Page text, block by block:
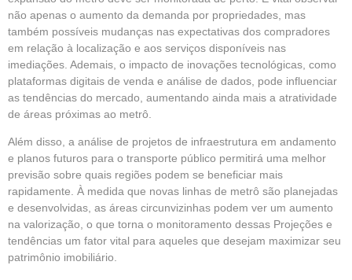
não apenas o aumento da demanda por propriedades, mas
também possíveis mudanças nas expectativas dos compradores
em relação à localização e aos serviços disponíveis nas
imediações. Ademais, o impacto de inovações tecnológicas, como
plataformas digitais de venda e análise de dados, pode influenciar
as tendências do mercado, aumentando ainda mais a atratividade
de áreas próximas ao metrô.
Além disso, a análise de projetos de infraestrutura em andamento
e planos futuros para o transporte público permitirá uma melhor
previsão sobre quais regiões podem se beneficiar mais
rapidamente. À medida que novas linhas de metrô são planejadas
e desenvolvidas, as áreas circunvizinhas podem ver um aumento
na valorização, o que torna o monitoramento dessas Projeções e
tendências um fator vital para aqueles que desejam maximizar seu
patrimônio imobiliário.